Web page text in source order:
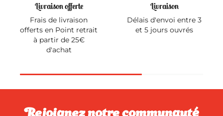
Livraison offerte
Frais de livraison
offerts en Point retrait
à partir de 25€
d'achat
Livraison
Délais d'envoi entre 3
et 5 jours ouvrés